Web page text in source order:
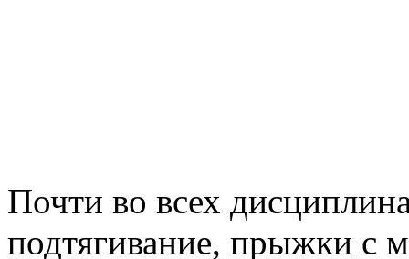
Почти во всех
подтягивание, прыжки с